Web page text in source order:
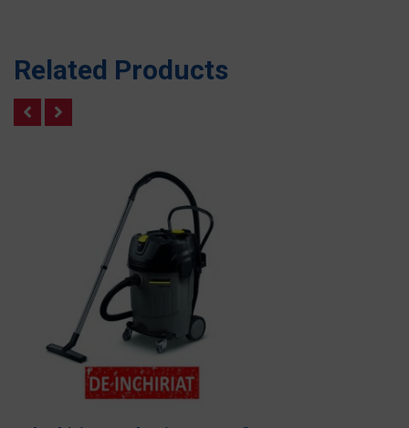
Related Products